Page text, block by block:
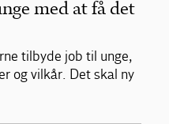
med at få det
tilbyde job til unge,
og vilkår. Det skal ny